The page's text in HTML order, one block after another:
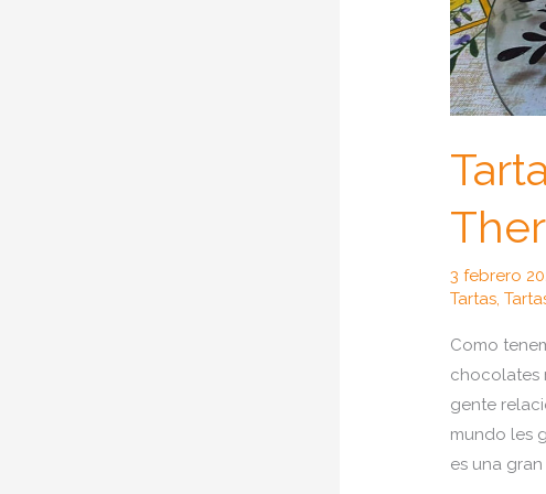
3 febrero
Tartas ,
Como
chocolates
gente
mundo les
es una gran